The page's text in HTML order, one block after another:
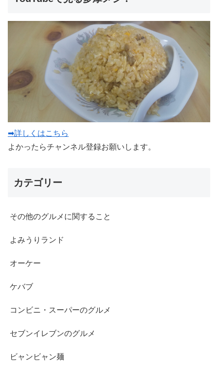
➡詳しくはこちら
よかったらチャンネル登録お願いします。
カテゴリー
その他のグルメに関すること
よみうりランド
オーケー
ケバブ
コンビニ・スーパーのグルメ
セブンイレブンのグルメ
ビャンビャン麺